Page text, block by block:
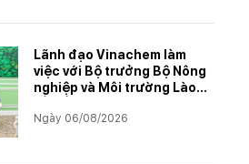
Lãnh đạo Vinachem làm
việc với Bộ trưởng Bộ Nông
nghiệp và Môi trường Lào
Ngày 06/08/2026